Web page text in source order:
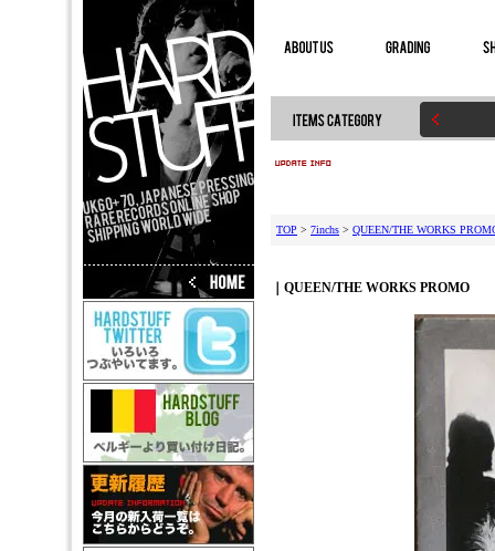
TOP > 7inchs > QUEEN/THE WORKS
｜QUEEN/THE WORKS PROMO